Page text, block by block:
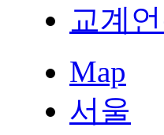
교계
Map
서울